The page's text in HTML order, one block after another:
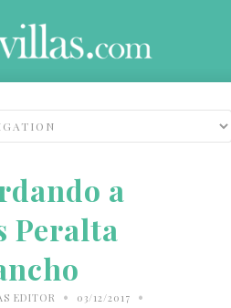
a
Peralta
EDITOR • 03/12/2017 •